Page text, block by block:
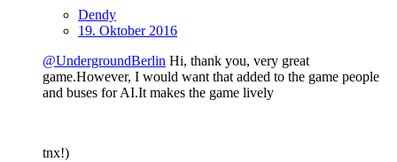
Dendy
19. Oktober 2016
@UndergroundBerlin Hi, thank you, very great
game.However, I would want that added to the game people
and buses for AI.It makes the game lively
tnx!)